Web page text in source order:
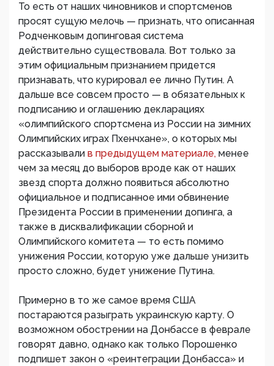
То есть от наших чиновников и спортсменов
просят сущую мелочь — признать, что описанная
Родченковым допинговая система
действительно существовала. Вот только за
этим официальным признанием придется
признавать, что курировал ее лично Путин. А
дальше все совсем просто — в обязательных к
подписанию и оглашению декларациях
«олимпийского спортсмена из России на зимних
Олимпийских играх Пхенчхане», о которых мы
рассказывали в предыдущем материале, менее
чем за месяц до выборов вроде как от наших
звезд спорта должно появиться абсолютно
официальное и подписанное ими обвинение
Президента России в применении допинга, а
также в дисквалификации сборной и
Олимпийского комитета — то есть помимо
унижения России, которую уже дальше унизить
просто сложно, будет унижение Путина.
Примерно в то же самое время США
постараются разыграть украинскую карту. О
возможном обострении на Донбассе в феврале
говорят давно, однако как только Порошенко
подпишет закон о «реинтеграции Донбасса» и